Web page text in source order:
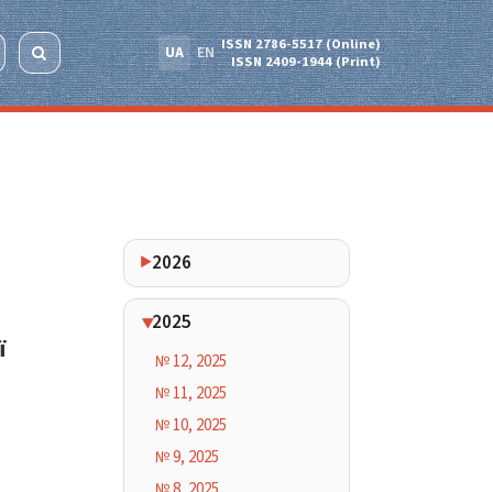
UA EN ISSN 2786-5517 (Online)
ISSN 2409-1944 (Print)
2026
2025
№ 12, 2025
№ 11, 2025
№ 10, 2025
№ 9, 2025